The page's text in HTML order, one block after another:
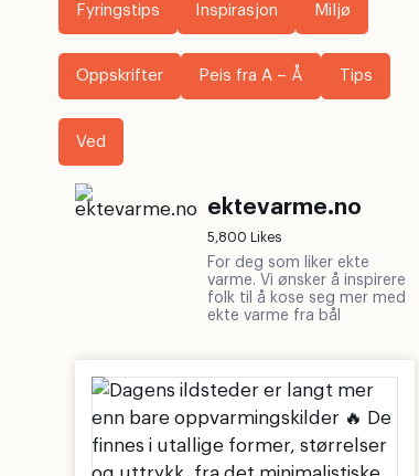
Fyringstips Inspirasjon Miljø
Oppskrifter Peis fra A – Å Tips
Ved
ektevarme.no
5,800 Likes
For deg som liker ekte
varme. Vi ønsker å inspirere
folk til å kose seg mer med
ekte varme fra bål